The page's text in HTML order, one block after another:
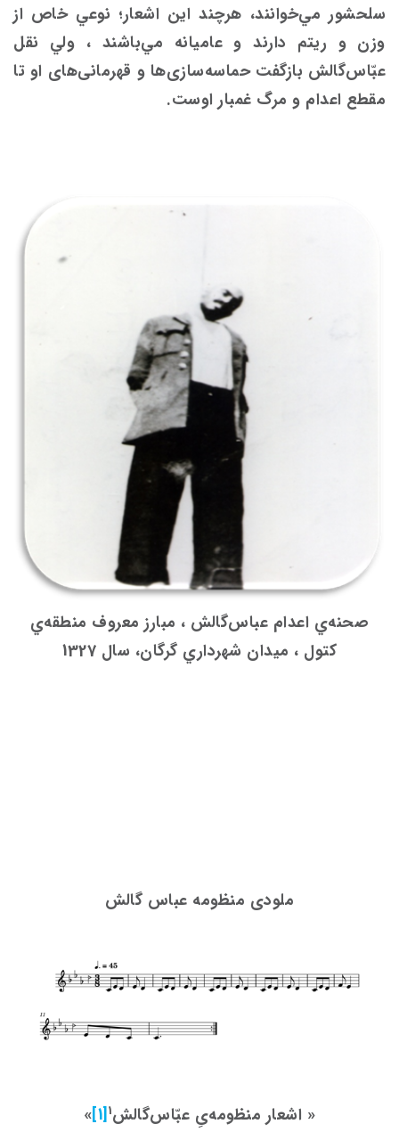
سلحشور مي‌خوانند، هرچند اين اشعار؛ نوعي خاص از
وزن و ريتم دارند و عاميانه مي‌باشند ، ولي نقل
عبّاس‌گالش بازگفت حماسه‌سازی‌ها و قهرمانی‌های او تا
مقطع اعدام و مرگ غمبار اوست.
صحنه‌ي اعدام عباس‌گالش ، مبارز معروف منطقه‌ي
كتول ، ميدان شهرداري گرگان، سال 1327
ملودی منظومه عباس گالش
« اشعار منظومه‌یِ عبّاس‌گالش1
[1]
»